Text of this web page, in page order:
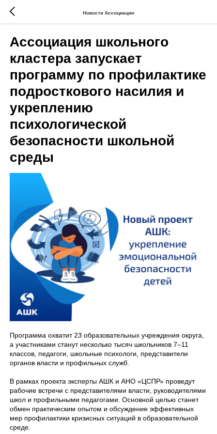
Новости Ассоциации
Ассоциация школьного
кластера запускает
программу по профилактике
подросткового насилия и
укреплению
психологической
безопасности школьной
среды
Программа охватит 23 образовательных учреждения округа,
а участниками станут несколько тысяч школьников 7–11
классов, педагоги, школьные психологи, представители
органов власти и профильных служб.
В рамках проекта эксперты АШК и АНО «ЦСПР» проведут
рабочие встречи с представителями власти, руководителями
школ и профильными педагогами. Основной целью станет
обмен практическим опытом и обсуждение эффективных
мер профилактики кризисных ситуаций в образовательной
среде.